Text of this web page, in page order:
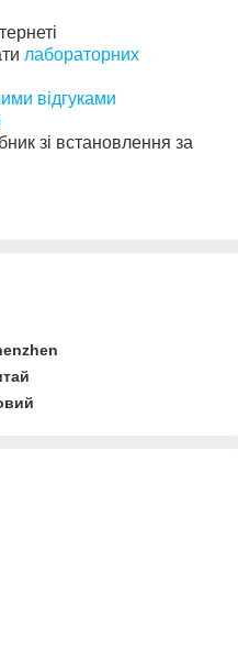
лабораторних
відгуками
зі встановлення за